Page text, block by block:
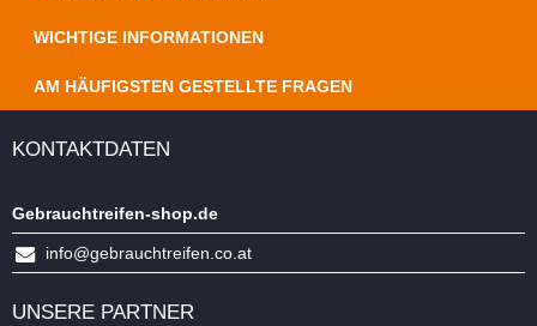
WICHTIGE INFORMATIONEN
AM HÄUFIGSTEN GESTELLTE FRAGEN
KONTAKTDATEN
Gebrauchtreifen-shop.de
info@gebrauchtreifen.co.at
UNSERE PARTNER